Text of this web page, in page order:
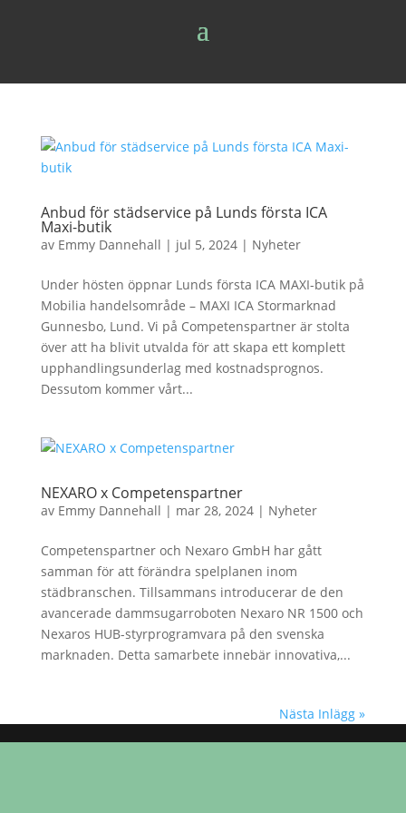
Anbud för städservice på Lunds första ICA
Maxi-butik
av Emmy Dannehall | jul 5, 2024| Nyheter
Under hösten öppnar Lunds första ICA MAXI-butik på
Mobilia handelsområde – MAXI ICA Stormarknad
Gunnesbo, Lund. Vi på Competenspartner är stolta
över att ha blivit utvalda för att skapa ett komplett
upphandlingsunderlag med kostnadsprognos.
Dessutom kommer vårt...
NEXARO x Competenspartner
av Emmy Dannehall | mar 28, 2024| Nyheter
Competenspartner och Nexaro GmbH har gått
samman för att förändra spelplanen inom
städbranschen. Tillsammans introducerar de den
avancerade dammsugarroboten Nexaro NR 1500 och
Nexaros HUB-styrprogramvara på den svenska
marknaden. Detta samarbete innebär innovativa,...
Nästa Inlägg »